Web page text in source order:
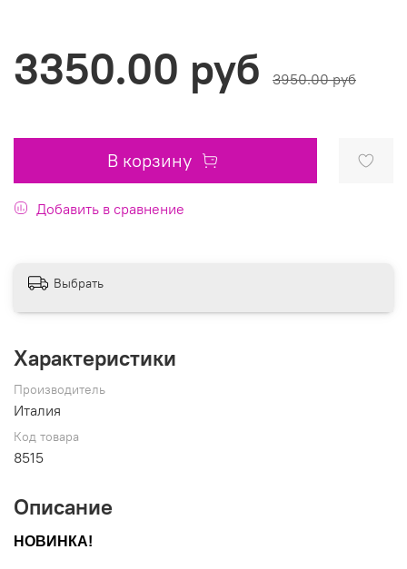
3350.00 руб 3950.00 руб
В корзину
Добавить в сравнение
Выбрать
Характеристики
Производитель
Италия
Код товара
8515
Описание
НОВИНКА!